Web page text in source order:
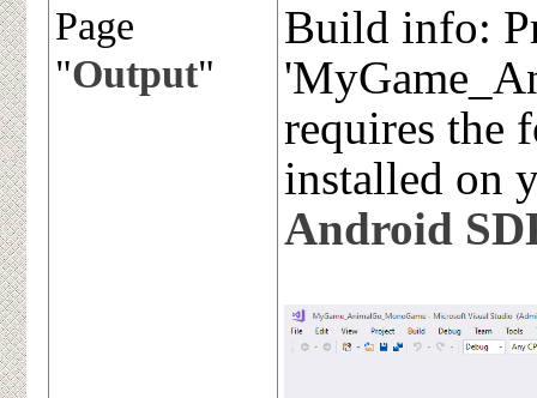
Page
"Output"
Build info:
requires the
installed on
Android